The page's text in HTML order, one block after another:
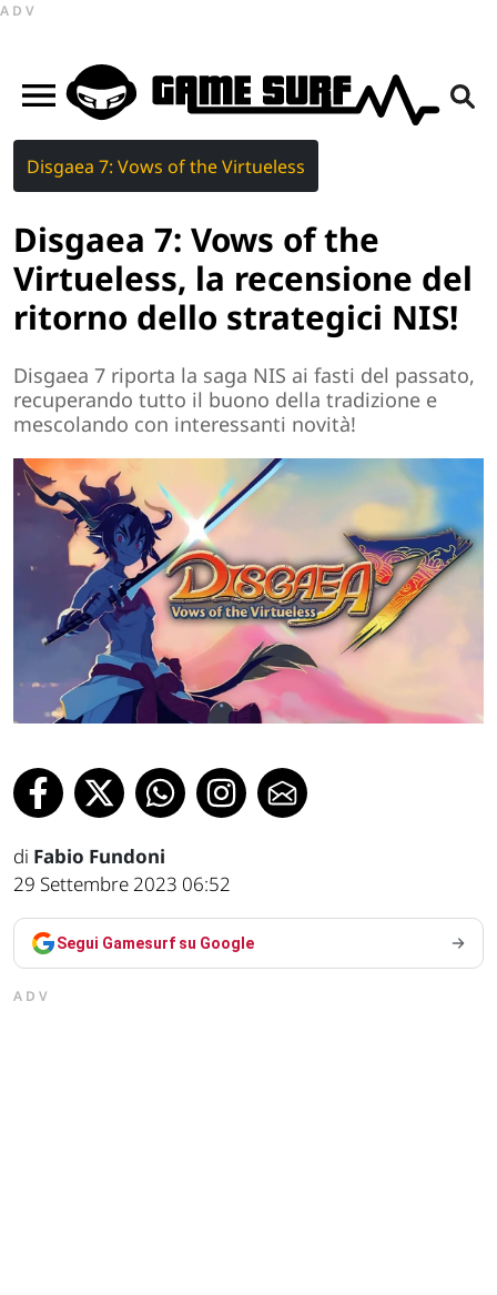
ADV
Disgaea 7: Vows of the Virtueless
Disgaea 7: Vows of the
Virtueless, la recensione del
ritorno dello strategici NIS!
Disgaea 7 riporta la saga NIS ai fasti del passato,
recuperando tutto il buono della tradizione e
mescolando con interessanti novità!
di Fabio Fundoni
29 Settembre 2023 06:52
Segui Gamesurf su Google
ADV